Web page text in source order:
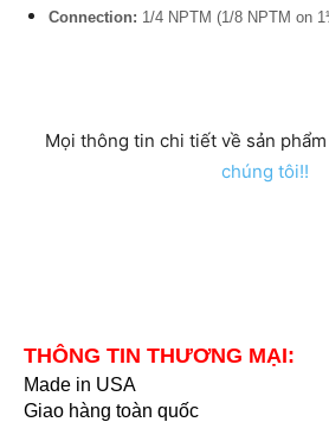
Connection: 1/4 NPTM (1/8 NPTM on
Mọi thông tin chi tiết về sản phẩm
chúng tôi!!
THÔNG TIN THƯƠNG MẠI:
Made in USA
Giao hàng toàn quốc